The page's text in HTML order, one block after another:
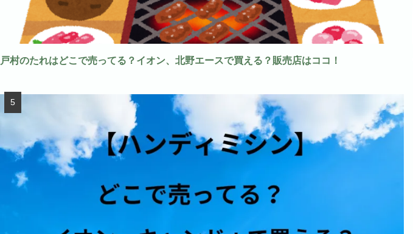
戸村のたれはどこで売ってる？イオン、北野エースで買える？販売店はココ！